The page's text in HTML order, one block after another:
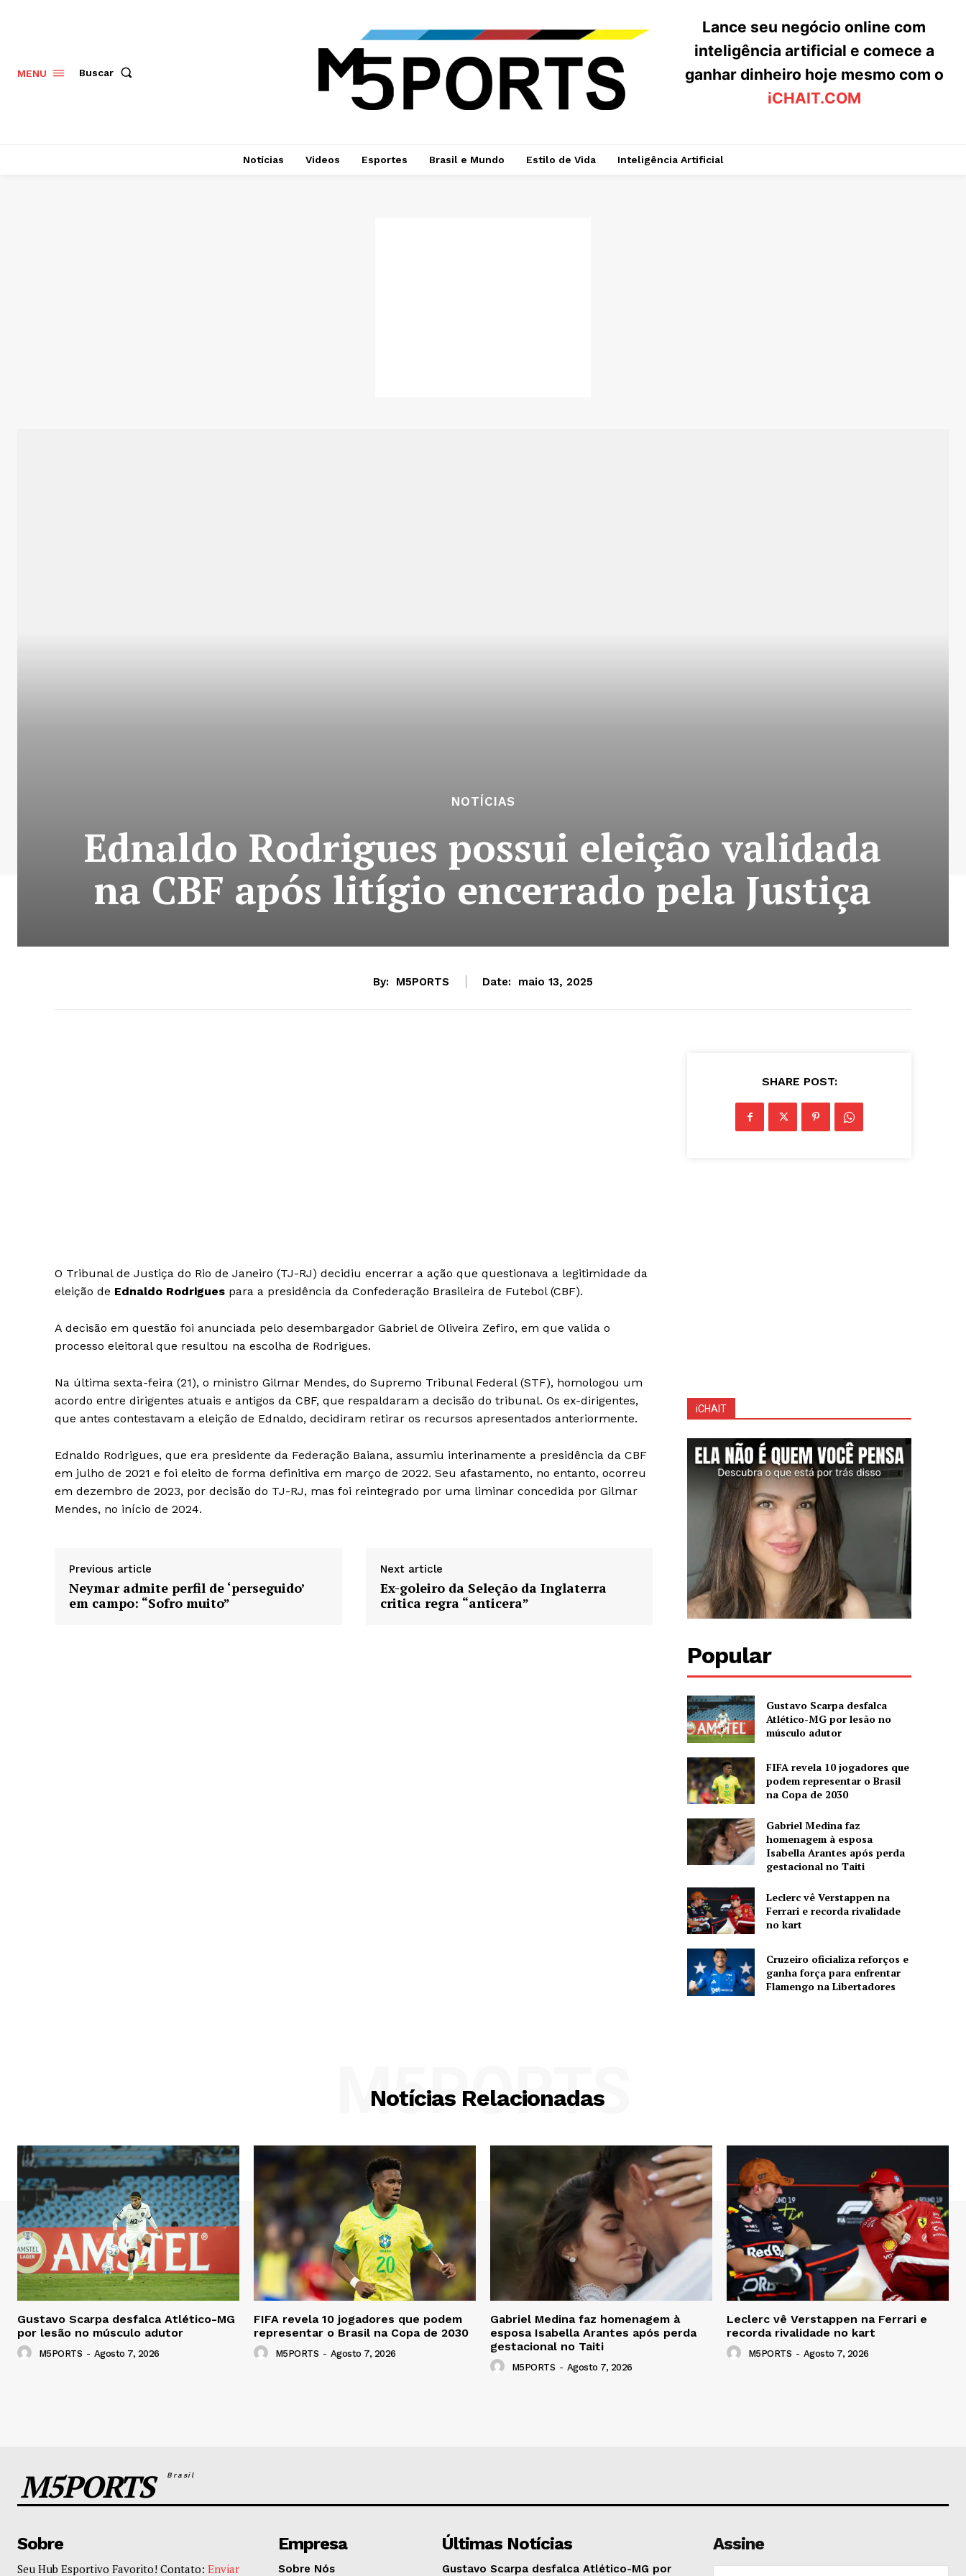
Aprenda tudo sobre
Inteligência Artificial
Sobre Nós
Anuncie
Contato
Transparência Editorial
Termos de Serviços
RSS
MENU Buscar
Lance seu negócio online com
inteligência artificial e comece a
ganhar dinheiro hoje mesmo com o
iCHAIT.COM
Notícias Videos Esportes Brasil e Mundo Estilo de Vida Inteligência Artificial
NOTÍCIAS
Ednaldo Rodrigues possui eleição validada
na CBF após litígio encerrado pela Justiça
By: M5PORTS Date: maio 13, 2025
O Tribunal de Justiça do Rio de Janeiro (TJ-RJ) decidiu encerrar a ação que questionava a legitimidade da
eleição de Ednaldo Rodrigues para a presidência da Confederação Brasileira de Futebol (CBF).
A decisão em questão foi anunciada pelo desembargador Gabriel de Oliveira Zefiro, em que valida o
processo eleitoral que resultou na escolha de Rodrigues.
Na última sexta-feira (21), o ministro Gilmar Mendes, do Supremo Tribunal Federal (STF), homologou um
acordo entre dirigentes atuais e antigos da CBF, que respaldaram a decisão do tribunal. Os ex-dirigentes,
que antes contestavam a eleição de Ednaldo, decidiram retirar os recursos apresentados anteriormente.
Ednaldo Rodrigues, que era presidente da Federação Baiana, assumiu interinamente a presidência da CBF
em julho de 2021 e foi eleito de forma definitiva em março de 2022. Seu afastamento, no entanto, ocorreu
em dezembro de 2023, por decisão do TJ-RJ, mas foi reintegrado por uma liminar concedida por Gilmar
Mendes, no início de 2024.
Previous article
Neymar admite perfil de ‘perseguido’
em campo: “Sofro muito”
Next article
Ex-goleiro da Seleção da Inglaterra
critica regra “anticera”
SHARE POST:
iCHAIT
Popular
Gustavo Scarpa desfalca
Atlético-MG por lesão no
músculo adutor
FIFA revela 10 jogadores que
podem representar o Brasil
na Copa de 2030
Gabriel Medina faz
homenagem à esposa
Isabella Arantes após perda
gestacional no Taiti
Leclerc vê Verstappen na
Ferrari e recorda rivalidade
no kart
Cruzeiro oficializa reforços e
ganha força para enfrentar
Flamengo na Libertadores
Notícias Relacionadas
M5PORTS
Gustavo Scarpa desfalca Atlético-MG
por lesão no músculo adutor
M5PORTS - Agosto 7, 2026
FIFA revela 10 jogadores que podem
representar o Brasil na Copa de 2030
M5PORTS - Agosto 7, 2026
Gabriel Medina faz homenagem à
esposa Isabella Arantes após perda
gestacional no Taiti
M5PORTS - Agosto 7, 2026
Leclerc vê Verstappen na Ferrari e
recorda rivalidade no kart
M5PORTS - Agosto 7, 2026
M5PORTSBrasil
Sobre
Seu Hub Esportivo Favorito! Contato: Enviar
Empresa
Sobre Nós
Últimas Notícias
Gustavo Scarpa desfalca Atlético-MG por
Assine